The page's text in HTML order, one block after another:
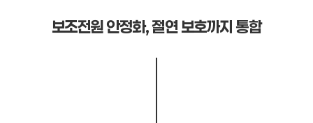
보조전원 안정화, 절연 보호까지 통합